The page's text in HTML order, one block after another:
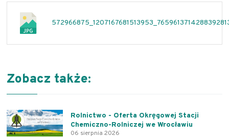
Zobacz także:
Rolnictwo - Oferta Okręgowej Stacji
Chemiczno-Rolniczej we Wrocławiu
06 sierpnia 2026